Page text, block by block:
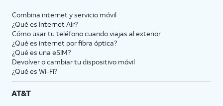
Combina internet y servicio móvil
¿Qué es Internet Air?
Cómo usar tu teléfono cuando viajas al exterior
¿Qué es internet por fibra óptica?
¿Qué es una eSIM?
Devolver o cambiar tu dispositivo móvil
¿Qué es Wi-Fi?
AT&T